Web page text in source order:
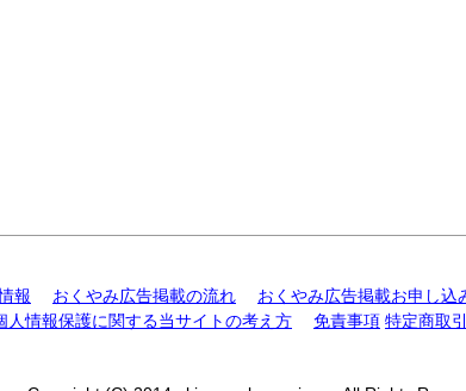
報 おくやみ広告掲載の流れ おくやみ広告掲載お申し込
人情報保護に関する当サイトの考え方 免責事項 特定商取